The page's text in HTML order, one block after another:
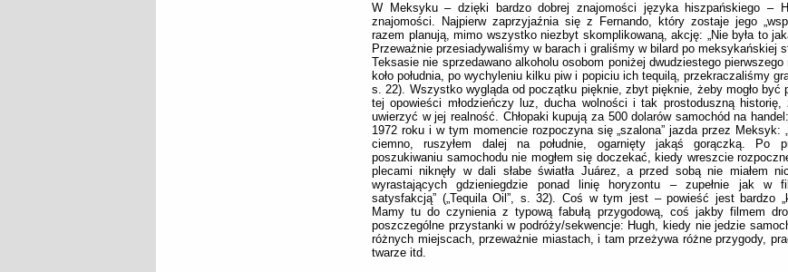
W Meksyku – dzięki bardzo dobrej znajomości języka hiszpańskiego –
znajomości. Najpierw zaprzyjaźnia się z Fernando, który zostaje jego
razem planują, mimo wszystko niezbyt skomplikowaną, akcję: „Nie była to
Przeważnie przesiadywaliśmy w barach i graliśmy w bilard po meksykańskiej
Teksasie nie sprzedawano alkoholu osobom poniżej dwudziestego
koło południa, po wychyleniu kilku piw i popiciu ich tequilą, przekraczaliśmy
s. 22). Wszystko wygląda od początku pięknie, zbyt pięknie, żeby mogło być
tej opowieści młodzieńczy luz, ducha wolności i tak prostoduszną
uwierzyć w jej realność. Chłopaki kupują za 500 dolarów samochód na
1972 roku i w tym momencie rozpoczyna się „szalona” jazda przez Meksyk:
ciemno, ruszyłem dalej na południe, ogarnięty jakąś gorączką. Po
poszukiwaniu samochodu nie mogłem się doczekać, kiedy wreszcie
plecami niknęły w dali słabe światła Juárez, a przed sobą nie miałem
wyrastających gdzieniegdzie ponad linię horyzontu – zupełnie jak w
satysfakcją” („Tequila Oil”, s. 32). Coś w tym jest – powieść jest bardzo
Mamy tu do czynienia z typową fabułą przygodową, coś jakby filmem
poszczególne przystanki w podróży/sekwencje: Hugh, kiedy nie jedzie
różnych miejscach, przeważnie miastach, i tam przeżywa różne przygody,
twarze itd.